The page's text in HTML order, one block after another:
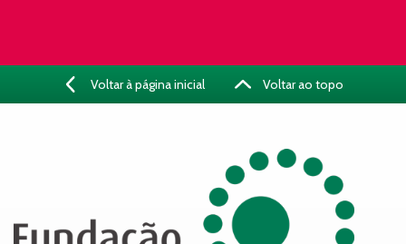
Voltar à página inicial Voltar ao topo